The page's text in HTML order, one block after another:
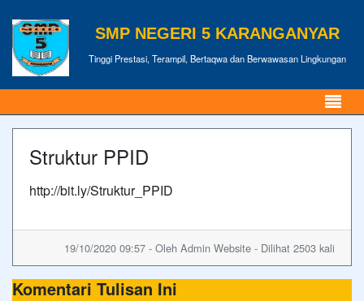
SMP NEGERI 5 KARANGANYAR
Tinggi Prestasi, Terampil, Bertaqwa dan Berwawasan Lingkungan
Struktur PPID
http://bit.ly/Struktur_PPID
19/10/2020 09:57 - Oleh Admin Website - Dilihat 2503 kali
Komentari Tulisan Ini